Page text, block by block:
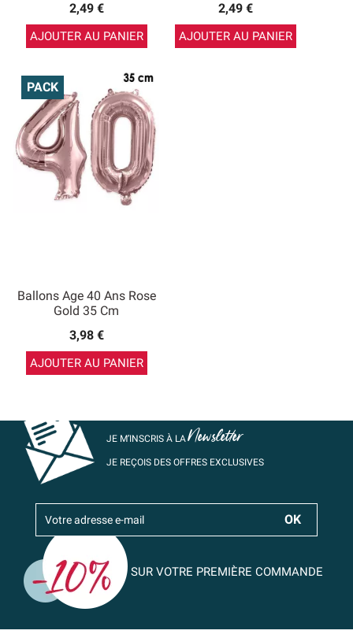
2,49 €
AJOUTER AU PANIER
2,49 €
AJOUTER AU PANIER
Ballons Age 40 Ans Rose
Gold 35 Cm
3,98 €
AJOUTER AU PANIER
PACK
JE M’INSCRIS À LANewsletter
JE REÇOIS DES OFFRES EXCLUSIVES
SUR VOTRE PREMIÈRE COMMANDE